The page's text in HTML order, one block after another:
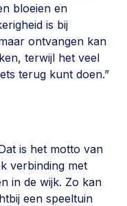
bloeien en
is bij
ontvangen kan
terwijl het veel
terug kunt doen.”
is het motto van
verbinding met
in de wijk. Zo kan
een speeltuin